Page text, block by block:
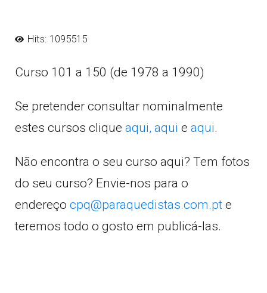
Hits: 1095515
Curso 101 a 150 (de 1978 a 1990)
Se pretender consultar nominalmente
estes cursos clique aqui, aqui e aqui.
Não encontra o seu curso aqui? Tem fotos
do seu curso? Envie-nos para o
endereço cpq@paraquedistas.com.pt e
teremos todo o gosto em publicá-las.